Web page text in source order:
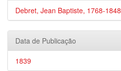
Debret, Jean Baptiste, 1768-1848
Data de Publicação
1839